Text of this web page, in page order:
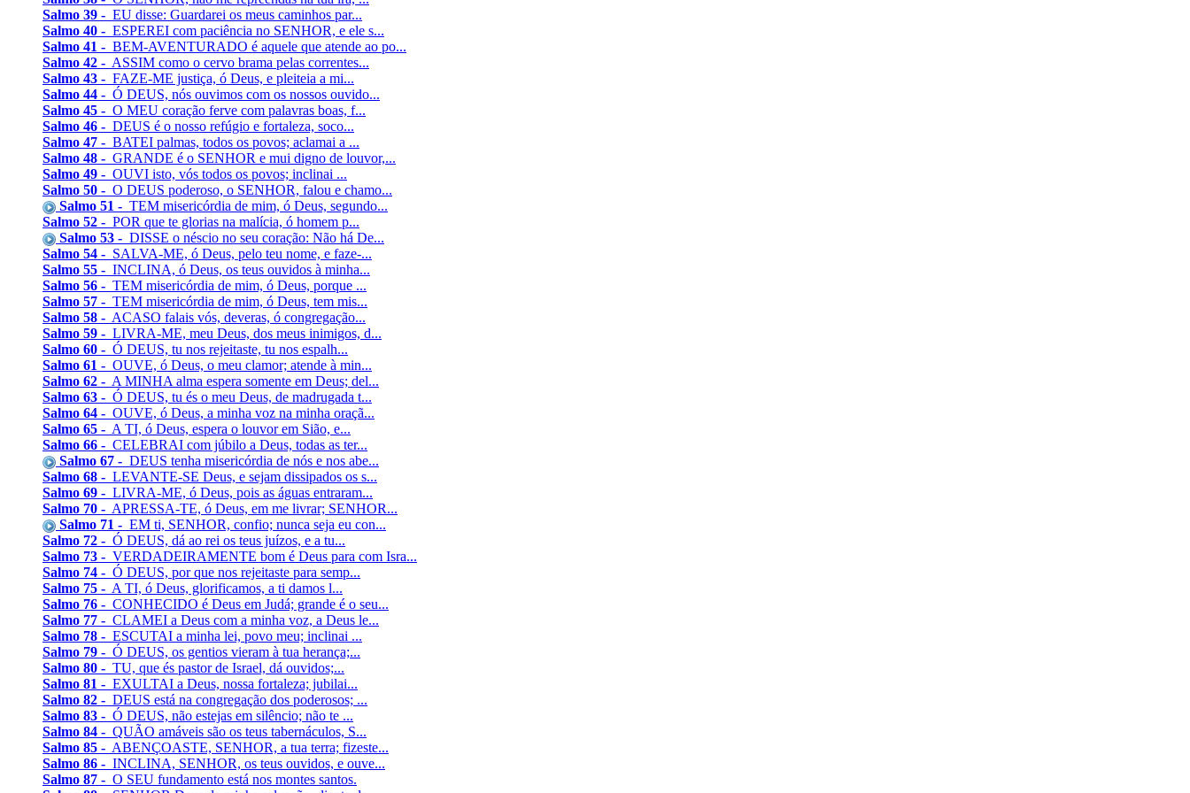
Salmo 39 - EU disse: Guardarei os meus caminhos par...
Salmo 40 - ESPEREI com paciência no SENHOR, e ele s...
Salmo 41 - BEM-AVENTURADO é aquele que atende ao po...
Salmo 42 - ASSIM como o cervo brama pelas correntes...
Salmo 43 - FAZE-ME justiça, ó Deus, e pleiteia a mi...
Salmo 44 - Ó DEUS, nós ouvimos com os nossos ouvido...
Salmo 45 - O MEU coração ferve com palavras boas, f...
Salmo 46 - DEUS é o nosso refúgio e fortaleza, soco...
Salmo 47 - BATEI palmas, todos os povos; aclamai a ...
Salmo 48 - GRANDE é o SENHOR e mui digno de louvor,...
Salmo 49 - OUVI isto, vós todos os povos; inclinai ...
Salmo 50 - O DEUS poderoso, o SENHOR, falou e chamo...
Salmo 51 - TEM misericórdia de mim, ó Deus, segundo...
Salmo 52 - POR que te glorias na malícia, ó homem p...
Salmo 53 - DISSE o néscio no seu coração: Não há De...
Salmo 54 - SALVA-ME, ó Deus, pelo teu nome, e faze-...
Salmo 55 - INCLINA, ó Deus, os teus ouvidos à minha...
Salmo 56 - TEM misericórdia de mim, ó Deus, porque ...
Salmo 57 - TEM misericórdia de mim, ó Deus, tem mis...
Salmo 58 - ACASO falais vós, deveras, ó congregação...
Salmo 59 - LIVRA-ME, meu Deus, dos meus inimigos, d...
Salmo 60 - Ó DEUS, tu nos rejeitaste, tu nos espalh...
Salmo 61 - OUVE, ó Deus, o meu clamor; atende à min...
Salmo 62 - A MINHA alma espera somente em Deus; del...
Salmo 63 - Ó DEUS, tu és o meu Deus, de madrugada t...
Salmo 64 - OUVE, ó Deus, a minha voz na minha oraçã...
Salmo 65 - A TI, ó Deus, espera o louvor em Sião, e...
Salmo 66 - CELEBRAI com júbilo a Deus, todas as ter...
Salmo 67 - DEUS tenha misericórdia de nós e nos abe...
Salmo 68 - LEVANTE-SE Deus, e sejam dissipados os s...
Salmo 69 - LIVRA-ME, ó Deus, pois as águas entraram...
Salmo 70 - APRESSA-TE, ó Deus, em me livrar; SENHOR...
Salmo 71 - EM ti, SENHOR, confio; nunca seja eu con...
Salmo 72 - Ó DEUS, dá ao rei os teus juízos, e a tu...
Salmo 73 - VERDADEIRAMENTE bom é Deus para com Isra...
Salmo 74 - Ó DEUS, por que nos rejeitaste para semp...
Salmo 75 - A TI, ó Deus, glorificamos, a ti damos l...
Salmo 76 - CONHECIDO é Deus em Judá; grande é o seu...
Salmo 77 - CLAMEI a Deus com a minha voz, a Deus le...
Salmo 78 - ESCUTAI a minha lei, povo meu; inclinai ...
Salmo 79 - Ó DEUS, os gentios vieram à tua herança;...
Salmo 80 - TU, que és pastor de Israel, dá ouvidos;...
Salmo 81 - EXULTAI a Deus, nossa fortaleza; jubilai...
Salmo 82 - DEUS está na congregação dos poderosos; ...
Salmo 83 - Ó DEUS, não estejas em silêncio; não te ...
Salmo 84 - QUÃO amáveis são os teus tabernáculos, S...
Salmo 85 - ABENÇOASTE, SENHOR, a tua terra; fizeste...
Salmo 86 - INCLINA, SENHOR, os teus ouvidos, e ouve...
Salmo 87 - O SEU fundamento está nos montes santos.